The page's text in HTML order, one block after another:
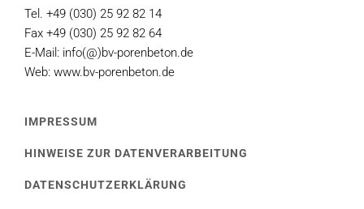
Tel. +49 (030) 25 92 82 14
Fax +49 (030) 25 92 82 64
E-Mail: info(@)bv-porenbeton.de
Web: www.bv-porenbeton.de
IMPRESSUM
HINWEISE ZUR DATENVERARBEITUNG
DATENSCHUTZERKLÄRUNG